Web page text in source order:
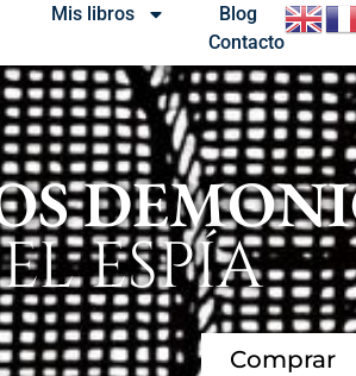
Mis libros
Blog
Contacto
ESPÍA
Comprar